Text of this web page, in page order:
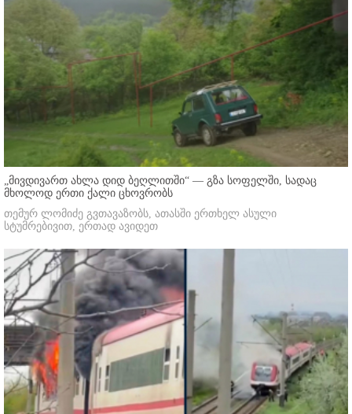
„მივდივართ ახლა დიდ ბეღლითში“ — გზა სოფელში, სადაც
მხოლოდ ერთი ქალი ცხოვრობს
თემურ ლომიძე გვთავაზობს, ათასში ერთხელ ასული
სტუმრებივით, ერთად ავიდეთ